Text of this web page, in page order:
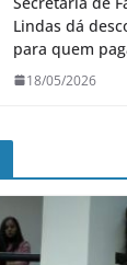
Lindas dá
para quem
18/05/2026